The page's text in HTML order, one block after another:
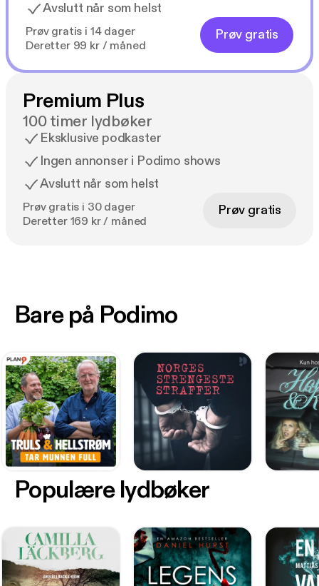
Avslutt når som helst
Prøv gratis i 14 dager
Deretter 99 kr / måned
Prøv gratis
Premium Plus
100 timer lydbøker
Eksklusive podkaster
Ingen annonser i Podimo shows
Avslutt når som helst
Prøv gratis i 30 dager
Deretter 169 kr / måned
Prøv gratis
Bare på Podimo
Populære lydbøker